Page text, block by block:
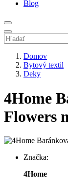
Blog
Domov
Bytový textil
Deky
4Home
Flowers
Značka:
4Home